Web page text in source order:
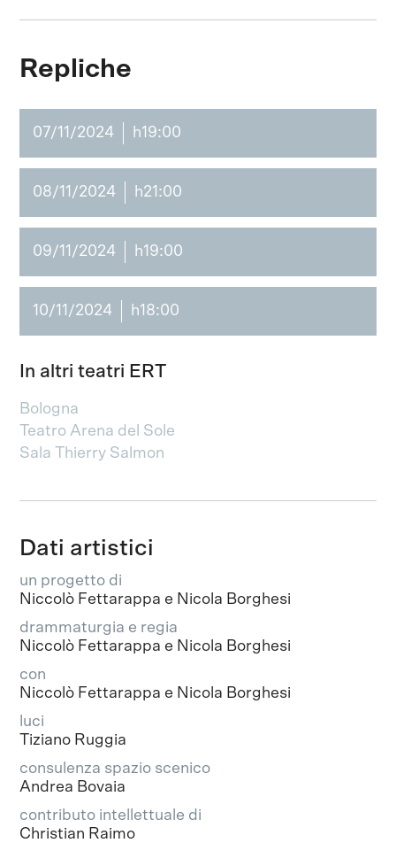
Repliche
07/11/2024 h19:00
08/11/2024 h21:00
09/11/2024 h19:00
10/11/2024 h18:00
In altri teatri ERT
Bologna
Teatro Arena del Sole
Sala Thierry Salmon
Dati artistici
un progetto di
Niccolò Fettarappa e Nicola Borghesi
drammaturgia e regia
Niccolò Fettarappa e Nicola Borghesi
con
Niccolò Fettarappa e Nicola Borghesi
luci
Tiziano Ruggia
consulenza spazio scenico
Andrea Bovaia
contributo intellettuale di
Christian Raimo